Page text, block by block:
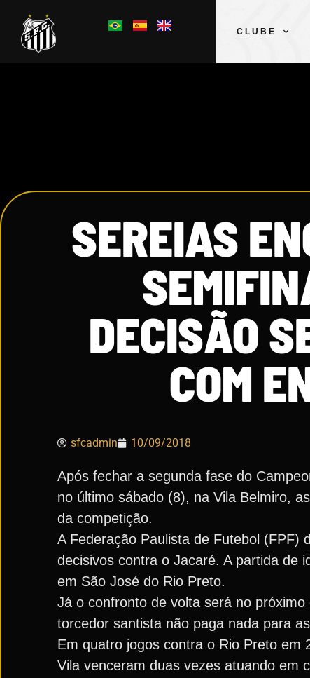
CLUBE
SEREIAS
DECISÃO
COM
sfcadmin 10/09/2018
Após fechar a segunda fase do
no último sábado (8), na Vila Belmiro,
da competição.
A Federação Paulista de Futebol (FPF)
decisivos contra o Jacaré. A partida de
em São José do Rio Preto.
Já o confronto de volta será no
torcedor santista não paga nada para
Em quatro jogos contra o Rio Preto em
Vila venceram duas vezes atuando em